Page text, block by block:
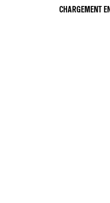
CHARGEMENT